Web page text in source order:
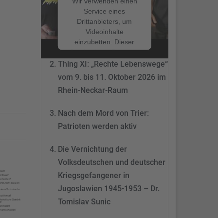
Service eines
Drittanbieters, um
Videoinhalte
einzubetten. Dieser
Service kann Daten zu
Ihren Aktivitäten
sammeln. Bitte lesen
Sie die Details durch
und stimmen Sie der
zu, um dieses Video
anzusehen.
Mehr
Informationen
Akzeptieren
powered by
Usercentrics Consent
Nach dem Mord von Trier:
Patrioten werden aktiv
Thing XI: „Rechte Lebenswege“
vom 9. bis 11. Oktober 2026 im
Rhein-Neckar-Raum
Nach dem Mord von Trier:
Patrioten werden aktiv
Die Vernichtung der
Volksdeutschen und deutscher
Kriegsgefangener in
Jugoslawien 1945-1953 – Dr.
Tomislav Sunic